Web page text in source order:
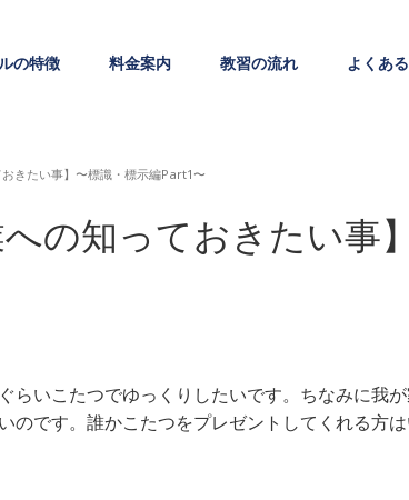
の特徴 料金案内 教習の流れ よくあ
きたい事】〜標識・標示編Part1〜
の知っておきたい事
いこたつでゆっくりしたいです。ちなみに我
です。誰かこたつをプレゼントしてくれる方は